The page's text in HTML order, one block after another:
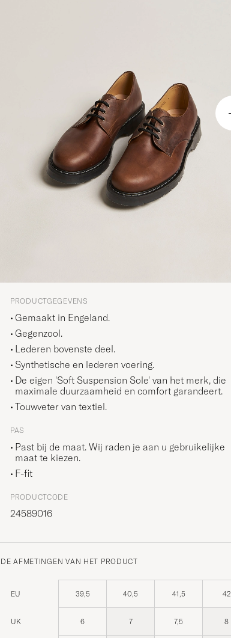
PRODUCTGEGEVENS
Gemaakt in Engeland.
Gegenzool.
Lederen bovenste deel.
Synthetische en lederen voering.
De eigen 'Soft Suspension Sole' van het merk, die
maximale duurzaamheid en comfort garandeert.
Touwveter van textiel.
PAS
Past bij de maat. Wij raden je aan u gebruikelijke
maat te kiezen.
F-fit
PRODUCTCODE
24589016
DE AFMETINGEN VAN HET PRODUCT
EU 39,5 40,5 41,5 42
UK 6 7 7,5 8